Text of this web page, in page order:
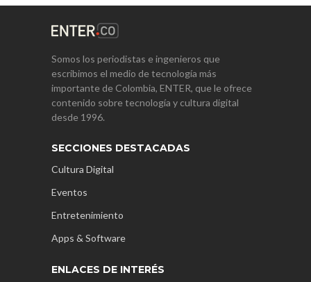
Somos los periodistas e ingenieros que
escribimos el medio de tecnología más
importante de Colombia, ENTER, que le ofrece
contenido sobre tecnología y cultura digital
desde 1996.
SECCIONES DESTACADAS
Cultura Digital
Eventos
Entretenimiento
Apps & Software
ENLACES DE INTERÉS